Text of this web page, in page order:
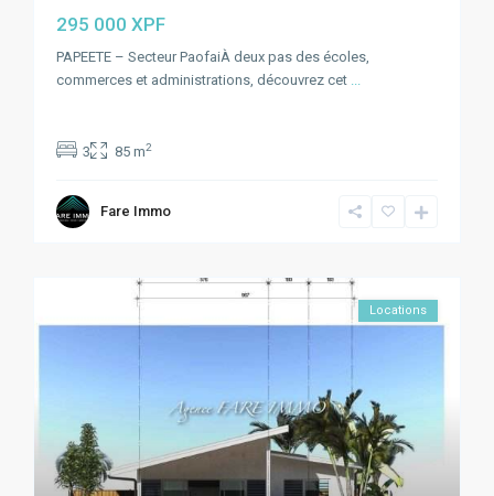
295 000 XPF
PAPEETE – Secteur PaofaiÀ deux pas des écoles,
commerces et administrations, découvrez cet ...
3 85 m2
Fare Immo
Locations